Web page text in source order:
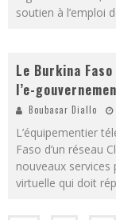
soutien à l’emploi
Le Burkina
l’e-
Boubacar Diallo
L’équipementier
Faso d’un réseau
nouveaux services
virtuelle qui doit